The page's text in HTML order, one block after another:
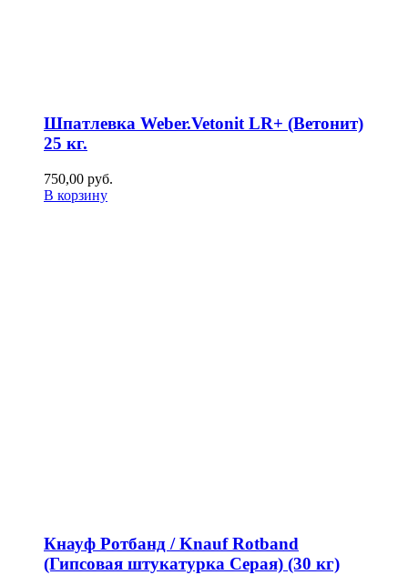
Шпатлевка Weber.Vetonit LR+ (Ветонит)
25 кг.
750,00 руб.
В корзину
Кнауф Ротбанд / Knauf Rotband
(Гипсовая штукатурка Серая) (30 кг)